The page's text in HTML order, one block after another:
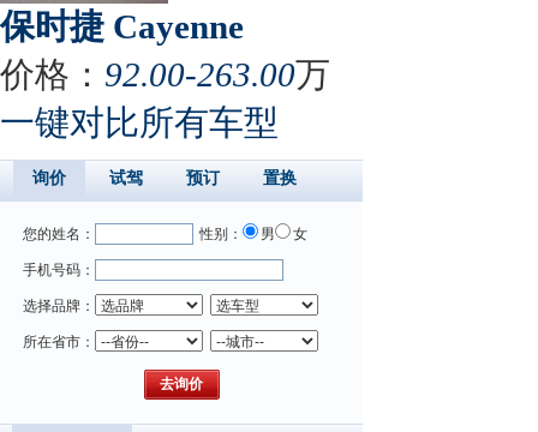
保时捷 Cayenne
价格： 92.00-263.00万
一键对比所有车型
询价 试驾 预订 置换
您的姓名： 性别： 男 女
手机号码：
选择品牌：
所在省市：